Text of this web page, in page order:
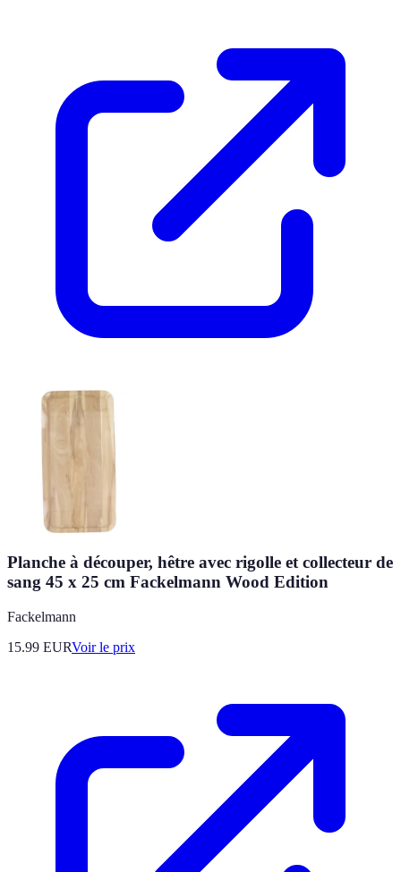
Planche à découper, hêtre avec rigolle et collecteur de
sang 45 x 25 cm Fackelmann Wood Edition
Fackelmann
15.99 EURVoir le prix